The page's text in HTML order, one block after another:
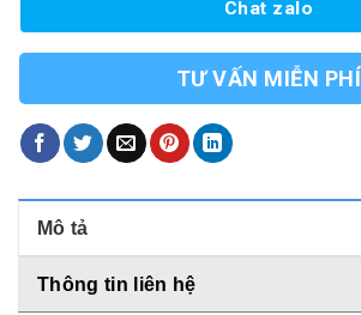
Chat zalo
TƯ VẤN MIỄN PHÍ
Mô tả
Thông tin liên hệ